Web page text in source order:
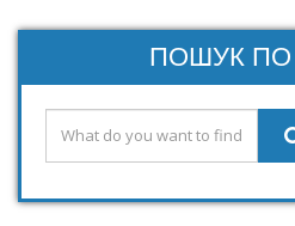
ПОШУК ПО